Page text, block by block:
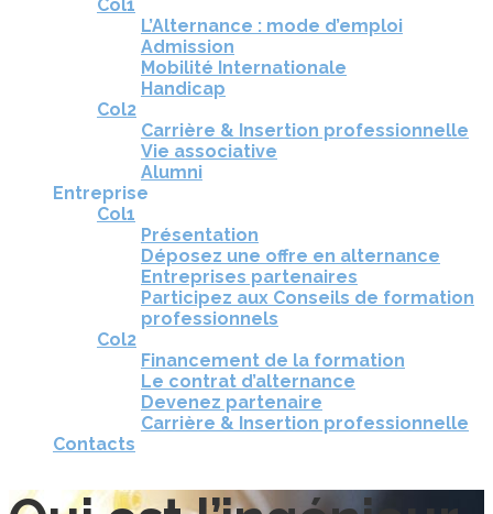
Col1
L’Alternance : mode d’emploi
Admission
Mobilité Internationale
Handicap
Col2
Carrière & Insertion professionnelle
Vie associative
Alumni
Entreprise
Col1
Présentation
Déposez une offre en alternance
Entreprises partenaires
Participez aux Conseils de formation
professionnels
Col2
Financement de la formation
Le contrat d’alternance
Devenez partenaire
Carrière & Insertion professionnelle
Contacts